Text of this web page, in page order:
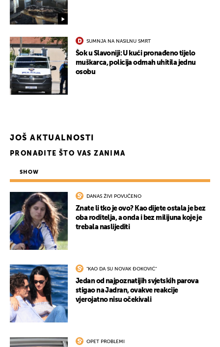
SUMNJA NA NASILNU SMRT
Šok u Slavoniji: U kući pronađeno tijelo
muškarca, policija odmah uhitila jednu
osobu
JOŠ AKTUALNOSTI
PRONAĐITE ŠTO VAS ZANIMA
SHOW
DANAS ŽIVI POVUČENO
Znate li tko je ovo? Kao dijete ostala je bez
oba roditelja, a onda i bez milijuna koje je
trebala naslijediti
"KAO DA SU NOVAK ĐOKOVIĆ"
Jedan od najpoznatijih svjetskih parova
stigao na Jadran, ovakve reakcije
vjerojatno nisu očekivali
OPET PROBLEMI